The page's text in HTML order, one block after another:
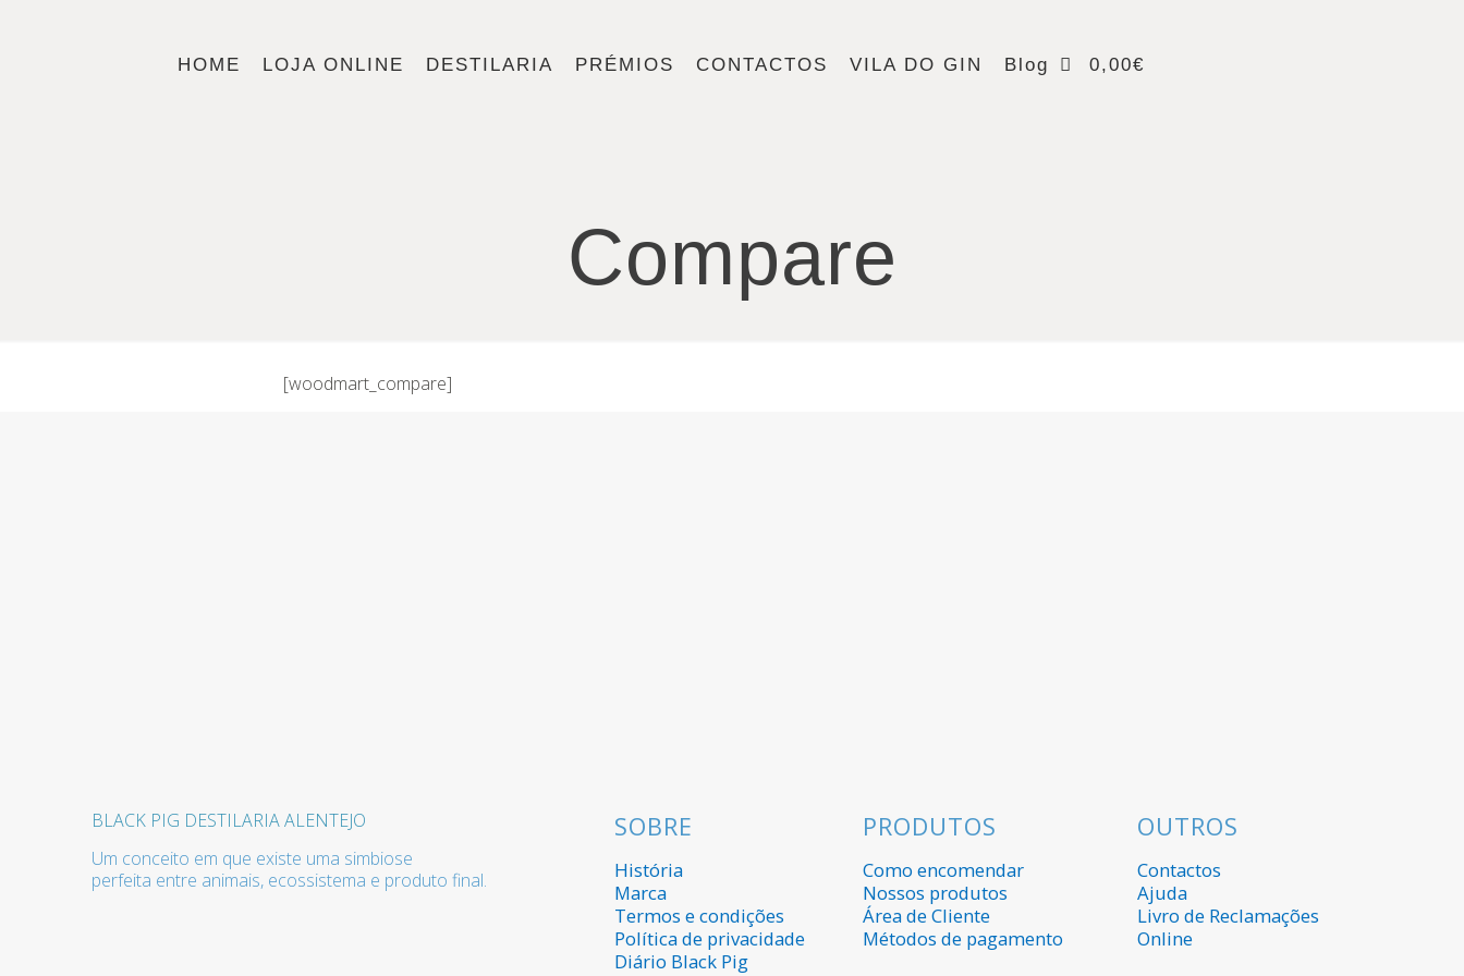
HOME LOJA ONLINE DESTILARIA PRÉMIOS CONTACTOS VILA DO GIN Blog 0,00€
Compare
[woodmart_compare]
BLACK PIG DESTILARIA ALENTEJO
Um conceito em que existe uma simbiose
perfeita entre animais, ecossistema e produto final.
SOBRE
História
Marca
Termos e condições
Política de privacidade
Diário Black Pig
PRODUTOS
Como encomendar
Nossos produtos
Área de Cliente
Métodos de pagamento
OUTROS
Contactos
Ajuda
Livro de Reclamações
Online